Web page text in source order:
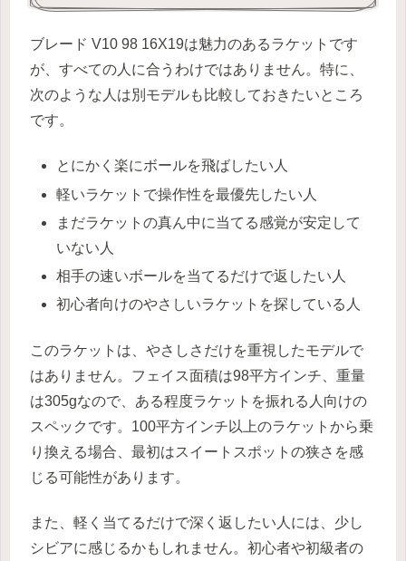
ブレード V10 98 16X19は魅力のあるラケットです
が、すべての人に合うわけではありません。特に、
次のような人は別モデルも比較しておきたいところ
です。
とにかく楽にボールを飛ばしたい人
軽いラケットで操作性を最優先したい人
まだラケットの真ん中に当てる感覚が安定して
いない人
相手の速いボールを当てるだけで返したい人
初心者向けのやさしいラケットを探している人
このラケットは、やさしさだけを重視したモデルで
はありません。フェイス面積は98平方インチ、重量
は305gなので、ある程度ラケットを振れる人向けの
スペックです。100平方インチ以上のラケットから乗
り換える場合、最初はスイートスポットの狭さを感
じる可能性があります。
また、軽く当てるだけで深く返したい人には、少し
シビアに感じるかもしれません。初心者や初級者の